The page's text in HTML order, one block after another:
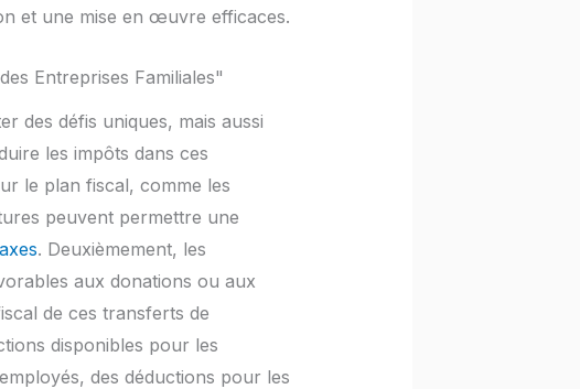
et une mise en œuvre efficaces.
Entreprises Familiales"
des défis uniques, mais aussi
les impôts dans ces
le plan fiscal, comme les
peuvent permettre une
. Deuxièmement, les
aux donations ou aux
de ces transferts de
disponibles pour les
des déductions pour les